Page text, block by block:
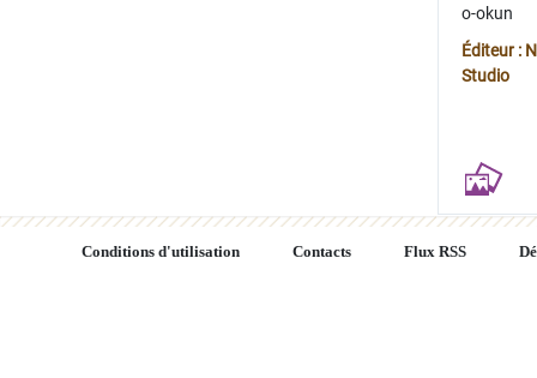
o-okun
Éditeur :
Studio
Conditions d'utilisation Contacts Flux RSS